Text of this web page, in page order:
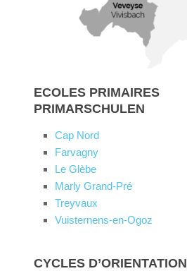
ECOLES PRIMAIRES
PRIMARSCHULEN
Cap Nord
Farvagny
Le Glèbe
Marly Grand-Pré
Treyvaux
Vuisternens-en-Ogoz
CYCLES D’ORIENTATION